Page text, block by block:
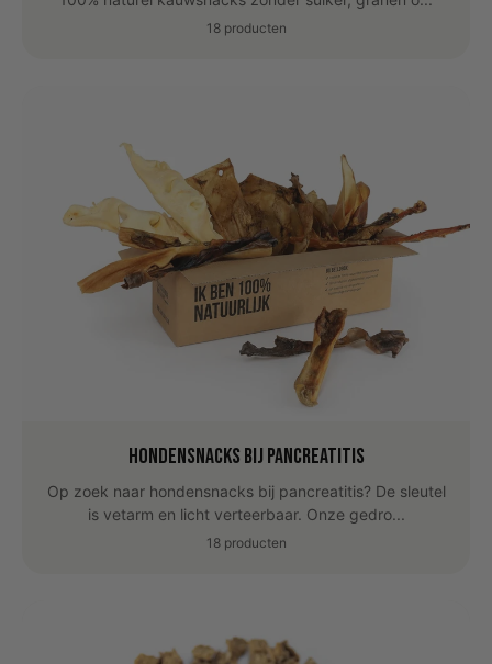
18 producten
Hondensnacks bij Pancreatitis
Op zoek naar hondensnacks bij pancreatitis? De sleutel
is vetarm en licht verteerbaar. Onze gedro...
18 producten